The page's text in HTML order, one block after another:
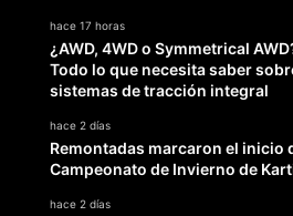
hace 17 horas
¿AWD, 4WD o Symmetrical
Todo lo que necesita saber
sistemas de tracción integral
hace 2 días
Remontadas marcaron el inicio
Campeonato de Invierno de
hace 2 días